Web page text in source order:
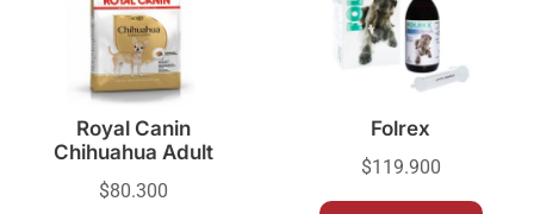
Royal Canin
Chihuahua Adult
$80.300
Folrex
$119.900